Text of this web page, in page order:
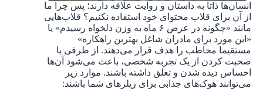
انسان‌ها ذاتا به داستان و روایت علاقه دارند؛ پس چرا ما
از آن برای قلاب محتوای خود استفاده نکنیم؟ قلاب‌هایی
مانند «چگونه در عرض ۶ ماه به وزن دلخواه رسیدم» یا
«این مورد برای مادران شاغل بهترین راهکاره»
مستقیما مخاطب را هدف قرار می‌دهند. از طرفی با
صحبت کردن از یک تجربه شخصی، باعث می‌شود آن‌ها
احساس دیده شدن و تعلق داشته باشند. موارد زیر
می‌توانند هوک‌های جذابی برای ریلزهای شما باشند: